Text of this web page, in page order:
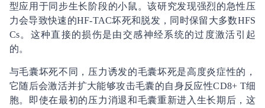
型应用于同步生长阶段的小鼠。该研究发现强烈的急性压
力会导致快速的HF-TAC坏死和脱发，同时保留大多数HFS
Cs。这种直接的损伤是由交感神经系统的过度激活引起
的。
与毛囊坏死不同，压力诱发的毛囊坏死是高度炎症性的，
它随后会激活并扩大能够攻击毛囊的自身反应性CD8+ T细
胞。即使在最初的压力消退和毛囊重新进入生长期后，这